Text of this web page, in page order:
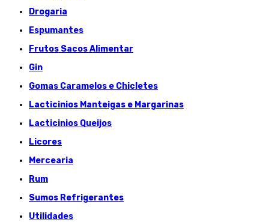
Drogaria
Espumantes
Frutos Sacos Alimentar
Gin
Gomas Caramelos e Chicletes
Lacticinios Manteigas e Margarinas
Lacticinios Queijos
Licores
Mercearia
Rum
Sumos Refrigerantes
Utilidades